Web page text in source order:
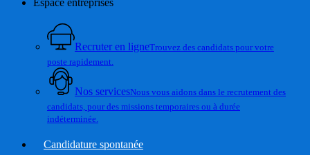
Espace entreprises
Recruter en ligneTrouvez des candidats pour votre
poste rapidement.
Nos servicesNous vous aidons dans le recrutement des
candidats, pour des missions temporaires ou à durée
indéterminée.
Candidature spontanée